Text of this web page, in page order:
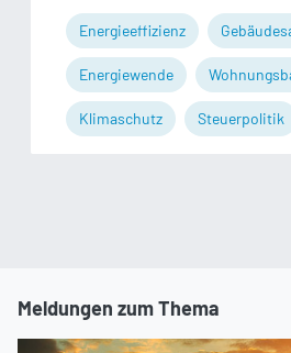
Energieeffizienz
Energiewende
Klimaschutz Steuerpolitik
Meldungen zum Thema